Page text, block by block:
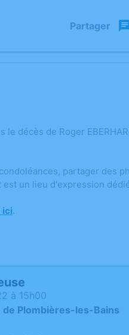
Partager
décès de Roger
partager des
un lieu d'expression
ici.
à 15h00
de Plombières-les-Bains